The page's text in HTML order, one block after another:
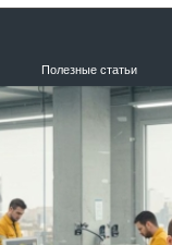
Полезные статьи